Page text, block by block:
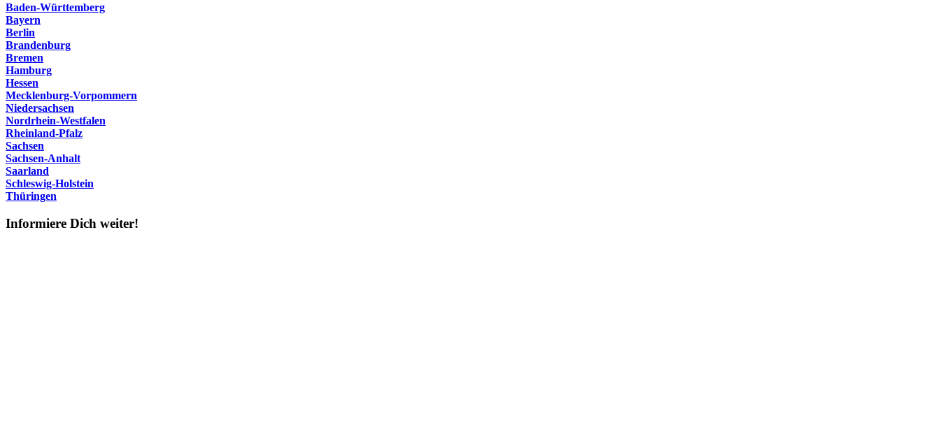
Baden-Württemberg
Bayern
Berlin
Brandenburg
Bremen
Hamburg
Hessen
Mecklenburg-Vorpommern
Niedersachsen
Nordrhein-Westfalen
Rheinland-Pfalz
Sachsen
Sachsen-Anhalt
Saarland
Schleswig-Holstein
Thüringen
Informiere Dich weiter!